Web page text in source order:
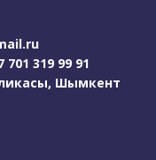
701 319 99 91
Шымкент